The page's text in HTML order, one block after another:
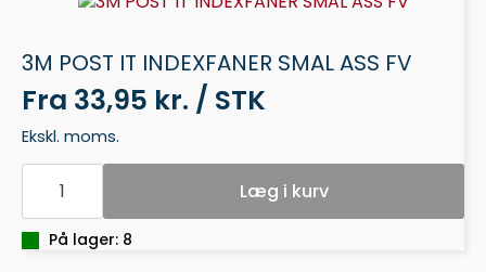
3M POST IT INDEXFANER SMAL ASS FV
Fra 33,95 kr. / STK
Ekskl. moms.
3M
POST
INDEXFANER
SMAL
ASS
Læg i kurv
På lager: 8